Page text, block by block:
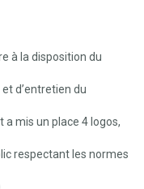
à la disposition du
d’entretien du
a mis un place 4 logos,
respectant les normes